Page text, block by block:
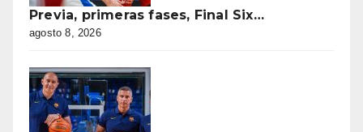
Previa, primeras fases, Final Six…
agosto 8, 2026